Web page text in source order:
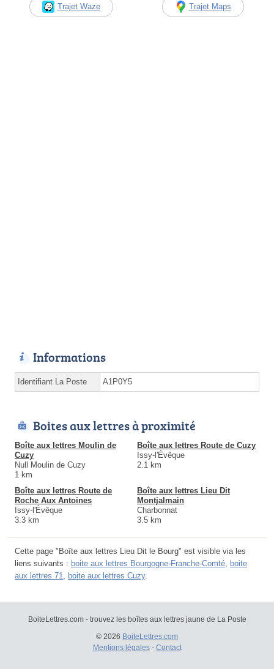
Trajet Waze Trajet Maps
Informations
Identifiant La Poste A1P0Y5
Boites aux lettres à proximité
Boîte aux lettres Moulin de
Cuzy
Null Moulin de Cuzy
1 km
Boîte aux lettres Route de Cuzy
Issy-l'Évêque
2.1 km
Boîte aux lettres Route de
Roche Aux Antoines
Issy-l'Évêque
3.3 km
Boîte aux lettres Lieu Dit
Montjalmain
Charbonnat
3.5 km
Cette page "Boîte aux lettres Lieu Dit le Bourg" est visible via les
liens suivants : boite aux lettres Bourgogne-Franche-Comté boite
aux lettres 71
boite aux lettres Cuzy.
BoiteLettres.com - trouvez les boîtes aux lettres jaune de La Poste
© 2026 BoiteLettres.com
Mentions légales- Contact